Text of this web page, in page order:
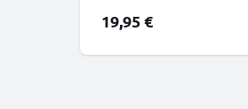
19,95 €